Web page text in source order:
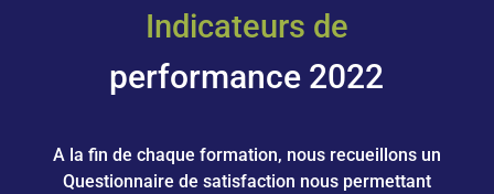
Indicateurs de
performance 2022
A la fin de chaque formation, nous recueillons un
Questionnaire de satisfaction nous permettant